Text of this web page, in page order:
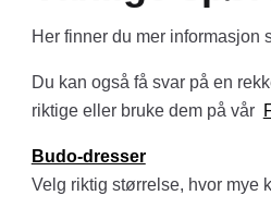
Her finner du mer informasjon
Du kan også få svar på en
riktige eller bruke dem på vår
Budo-dresser
Velg riktig størrelse, hvor mye